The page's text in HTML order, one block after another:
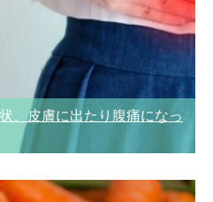
、皮膚に出たり腹痛になっ